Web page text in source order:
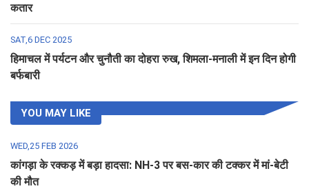
कतार
SAT,6 DEC 2025
हिमाचल में पर्यटन और चुनौती का दोहरा रुख, शिमला-मनाली में इन दिन होगी
बर्फबारी
YOU MAY LIKE
WED,25 FEB 2026
कांगड़ा के रक्कड़ में बड़ा हादसा: NH-3 पर बस-कार की टक्कर में मां-बेटी
की मौत